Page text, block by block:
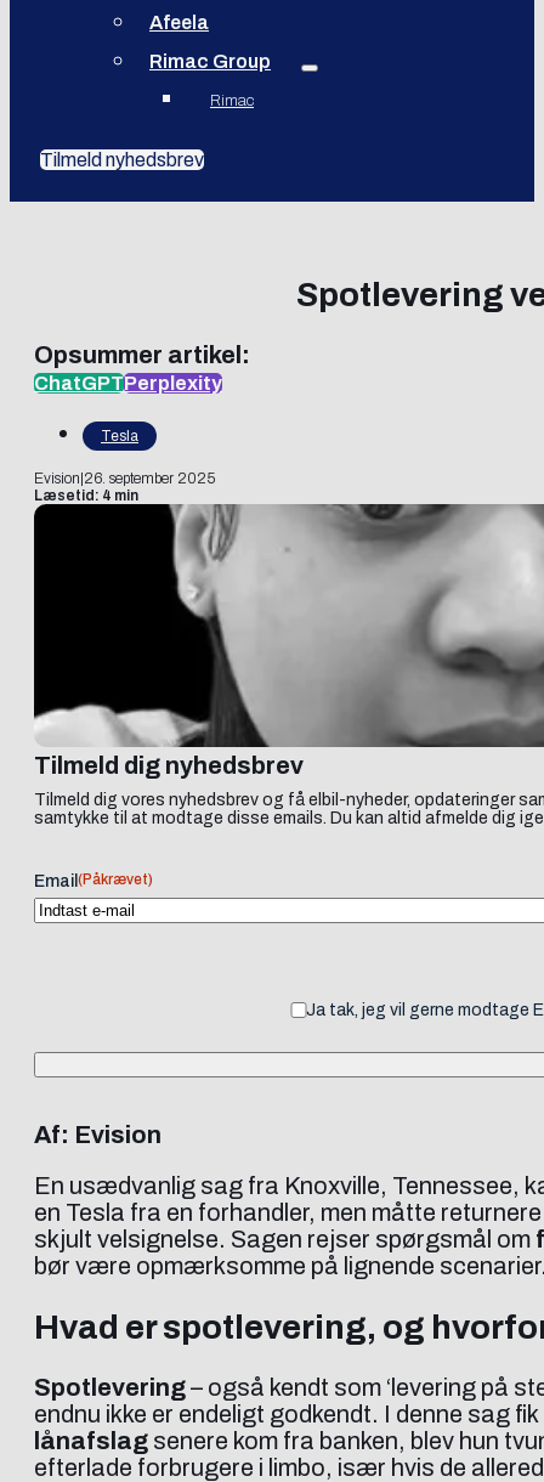
Afeela
Rimac Group
Rimac
Tilmeld nyhedsbrev
Spotlevering
Opsummer artikel:
ChatGPTPerplexity
Tesla
Evision 26. september 2025
Læsetid: 4 min
Tilmeld dig nyhedsbrev
Tilmeld dig vores nyhedsbrev og få elbil-nyheder, opdateringer
samtykke til at modtage disse emails. Du kan altid afmelde dig
Email (Påkrævet)
Ja tak, jeg vil gerne modtage
Af: Evision
En usædvanlig sag fra Knoxville, Tennessee,
en Tesla fra en forhandler, men måtte
skjult velsignelse. Sagen rejser spørgsmål om
bør være opmærksomme på lignende
Hvad er spotlevering, og
Spotlevering– også kendt som ‘levering på
endnu ikke er endeligt godkendt. I denne sag
lånafslag senere kom fra banken, blev hun
efterlade forbrugere i limbo, især hvis de